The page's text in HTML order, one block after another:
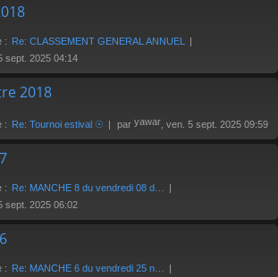
: Re: CLASSEMENT GENERAL ANNUEL
sept. 2025 04:14
2018
: Re: Tournoi estival ☉ par yawar , ven. 5 sept. 2025 09:59
: Re: MANCHE 8 du vendredi 08 d…
sept. 2025 06:02
: Re: MANCHE 6 du vendredi 25 n…